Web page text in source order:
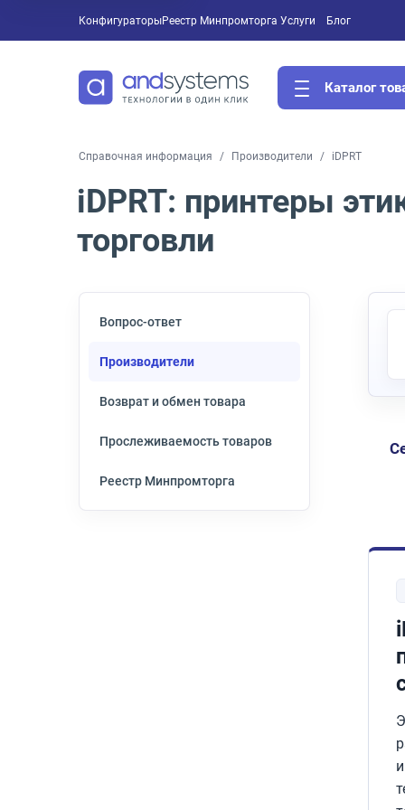
Конфигураторы Услуги
Реестр Минпромторга Блог
Каталог
Справочная информация Производители iDPRT
iDPRT: принтеры
торговли
Вопрос-ответ
Производители
Возврат и обмен товара
Прослеживаемость товаров
Реестр Минпромторга